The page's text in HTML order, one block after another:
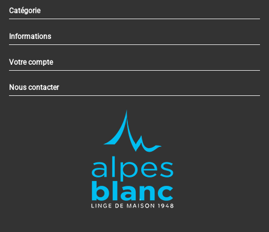
Catégorie
Informations
Votre compte
Nous contacter